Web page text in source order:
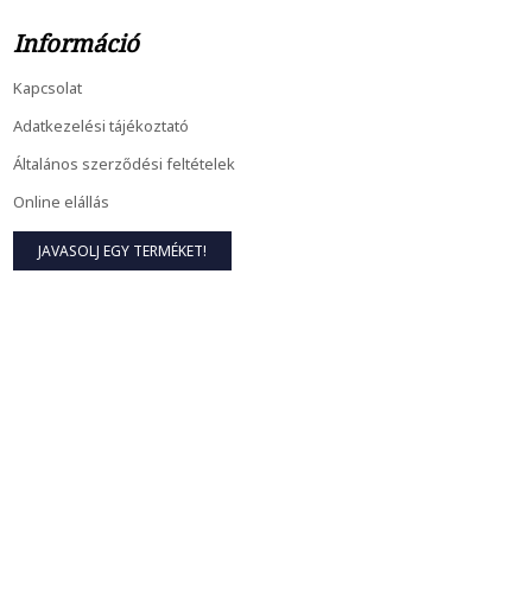
Információ
Kapcsolat
Adatkezelési tájékoztató
Általános szerződési feltételek
Online elállás
JAVASOLJ EGY TERMÉKET!